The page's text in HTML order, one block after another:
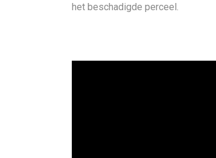
het beschadigde perceel.